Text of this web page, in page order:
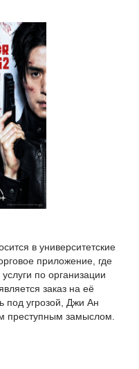
в университетские
приложение, где
по организации
заказ на её
под угрозой, Джи Ан
преступным замыслом.